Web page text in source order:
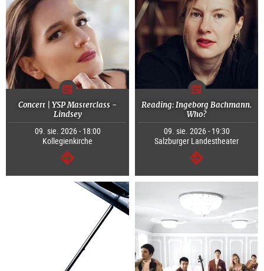
Concert | YSP Masterclass -
Lindsey
09. sie. 2026 - 18:00
Kollegienkirche
dalej
Reading: Ingeborg Bachmann.
Who?
09. sie. 2026 - 19:30
Salzburger Landestheater
dalej